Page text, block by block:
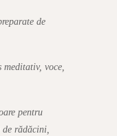
de
voce,
pentru
de rădăcini,